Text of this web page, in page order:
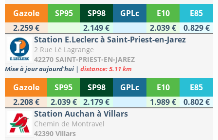
Gazole SP95 SP98 GPLc E10
E85
2.259 €
2.149 € 2.039 €
0.829 €
Station E.Leclerc à Saint-Priest-en-Jarez
2 Rue Lé Lagrange
42270 SAINT-PRIEST-EN-JAREZ
Mise à jour aujourd'hui | distance: 5.11 km
Gazole SP95 SP98 GPLc E10
E85
2.208 €
2.039 € 2.179 € 1.989 €
0.802 €
Station Auchan à Villars
Chemin de Montravel
42390 Villars